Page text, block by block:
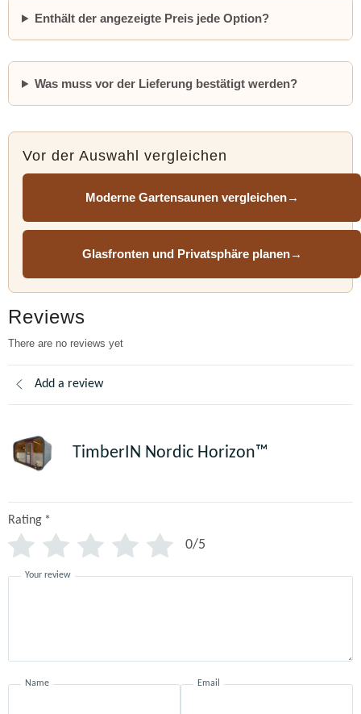
Enthält der angezeigte Preis jede Option?
Was muss vor der Lieferung bestätigt werden?
Vor der Auswahl vergleichen
Moderne Gartensaunen vergleichen→
Glasfronten und Privatsphäre planen→
Reviews
There are no reviews yet
Add a review
TimberIN Nordic Horizon™
Rating *
0/5
Your review
Name Email